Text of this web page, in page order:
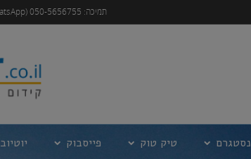
תמיכה: 050-5656755 (SMS, WhatsApp, שיחת טלפון) | Support@instar.co.il
טיק טוק פייסבוק יוטיוב